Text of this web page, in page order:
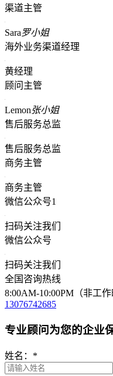
渠道主管
Sara罗小姐
海外业务渠道经理
黄经理
顾问主管
Lemon张小姐
售后服务总监
售后服务总监
商务主管
商务主管
微信公众号1
扫码关注我们
微信公众号
扫码关注我们
全国咨询热线
8:00AM-10:00PM（非工
13076742685
专业顾问为您的企业
姓名： *